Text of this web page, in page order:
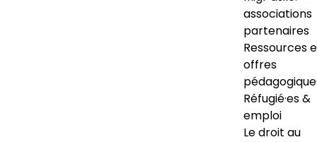
associations
partenaires
Ressources
offres
Réfugié·es &
emploi
Le droit au